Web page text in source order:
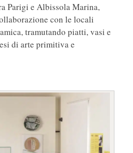
Parigi e Albissola Marina,
con le locali
tramutando piatti, vasi e
di arte primitiva e